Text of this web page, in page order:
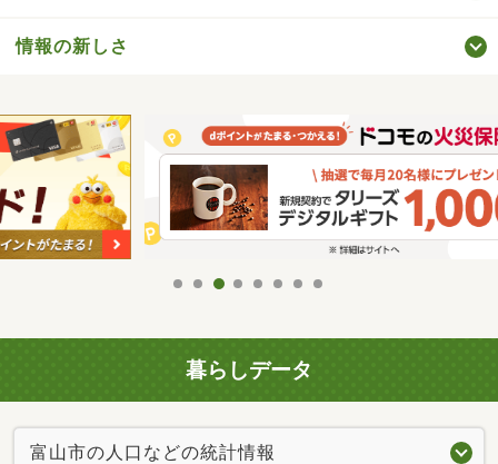
情報の新しさ
暮らしデータ
富山市の人口などの統計情報